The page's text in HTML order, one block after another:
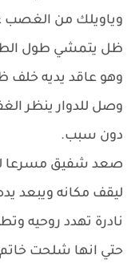
وياويلك من الغصب
ظل يتمشي طول
وهو عاقد يديه خلف
وصل للدوار ينظر
دون سبب.
صعد شفيق مسرعا
ليقف مكانه ويبعد
نادرة تهدد روحيه
حتي انها شلحت